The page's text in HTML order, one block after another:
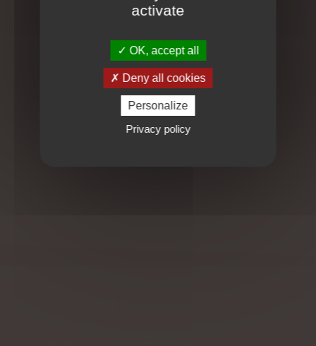
Déconseillé aux Femmes Enceintes
de choisir votre massage à la carte en fonction de vos
besoins et de vos envies.
activate
OK, accept all
Deny all cookies
Personalize
Privacy policy